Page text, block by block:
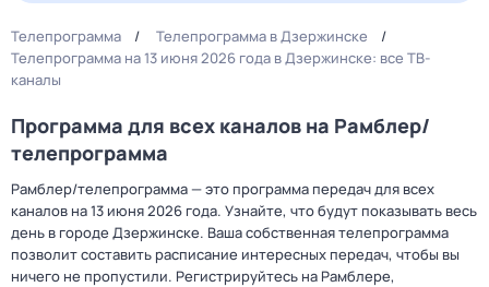
Телепрограмма
Телепрограмма в Дзержинске
Телепрограмма на 13 июня 2026 года в Дзержинске: все ТВ-
каналы
Программа для всех каналов на Рамблер/
телепрограмма
Рамблер/телепрограмма — это программа передач для всех
каналов на 13 июня 2026 года. Узнайте, что будут показывать весь
день в городе Дзержинске. Ваша собственная телепрограмма
позволит составить расписание интересных передач, чтобы вы
ничего не пропустили. Регистрируйтесь на Рамблере,